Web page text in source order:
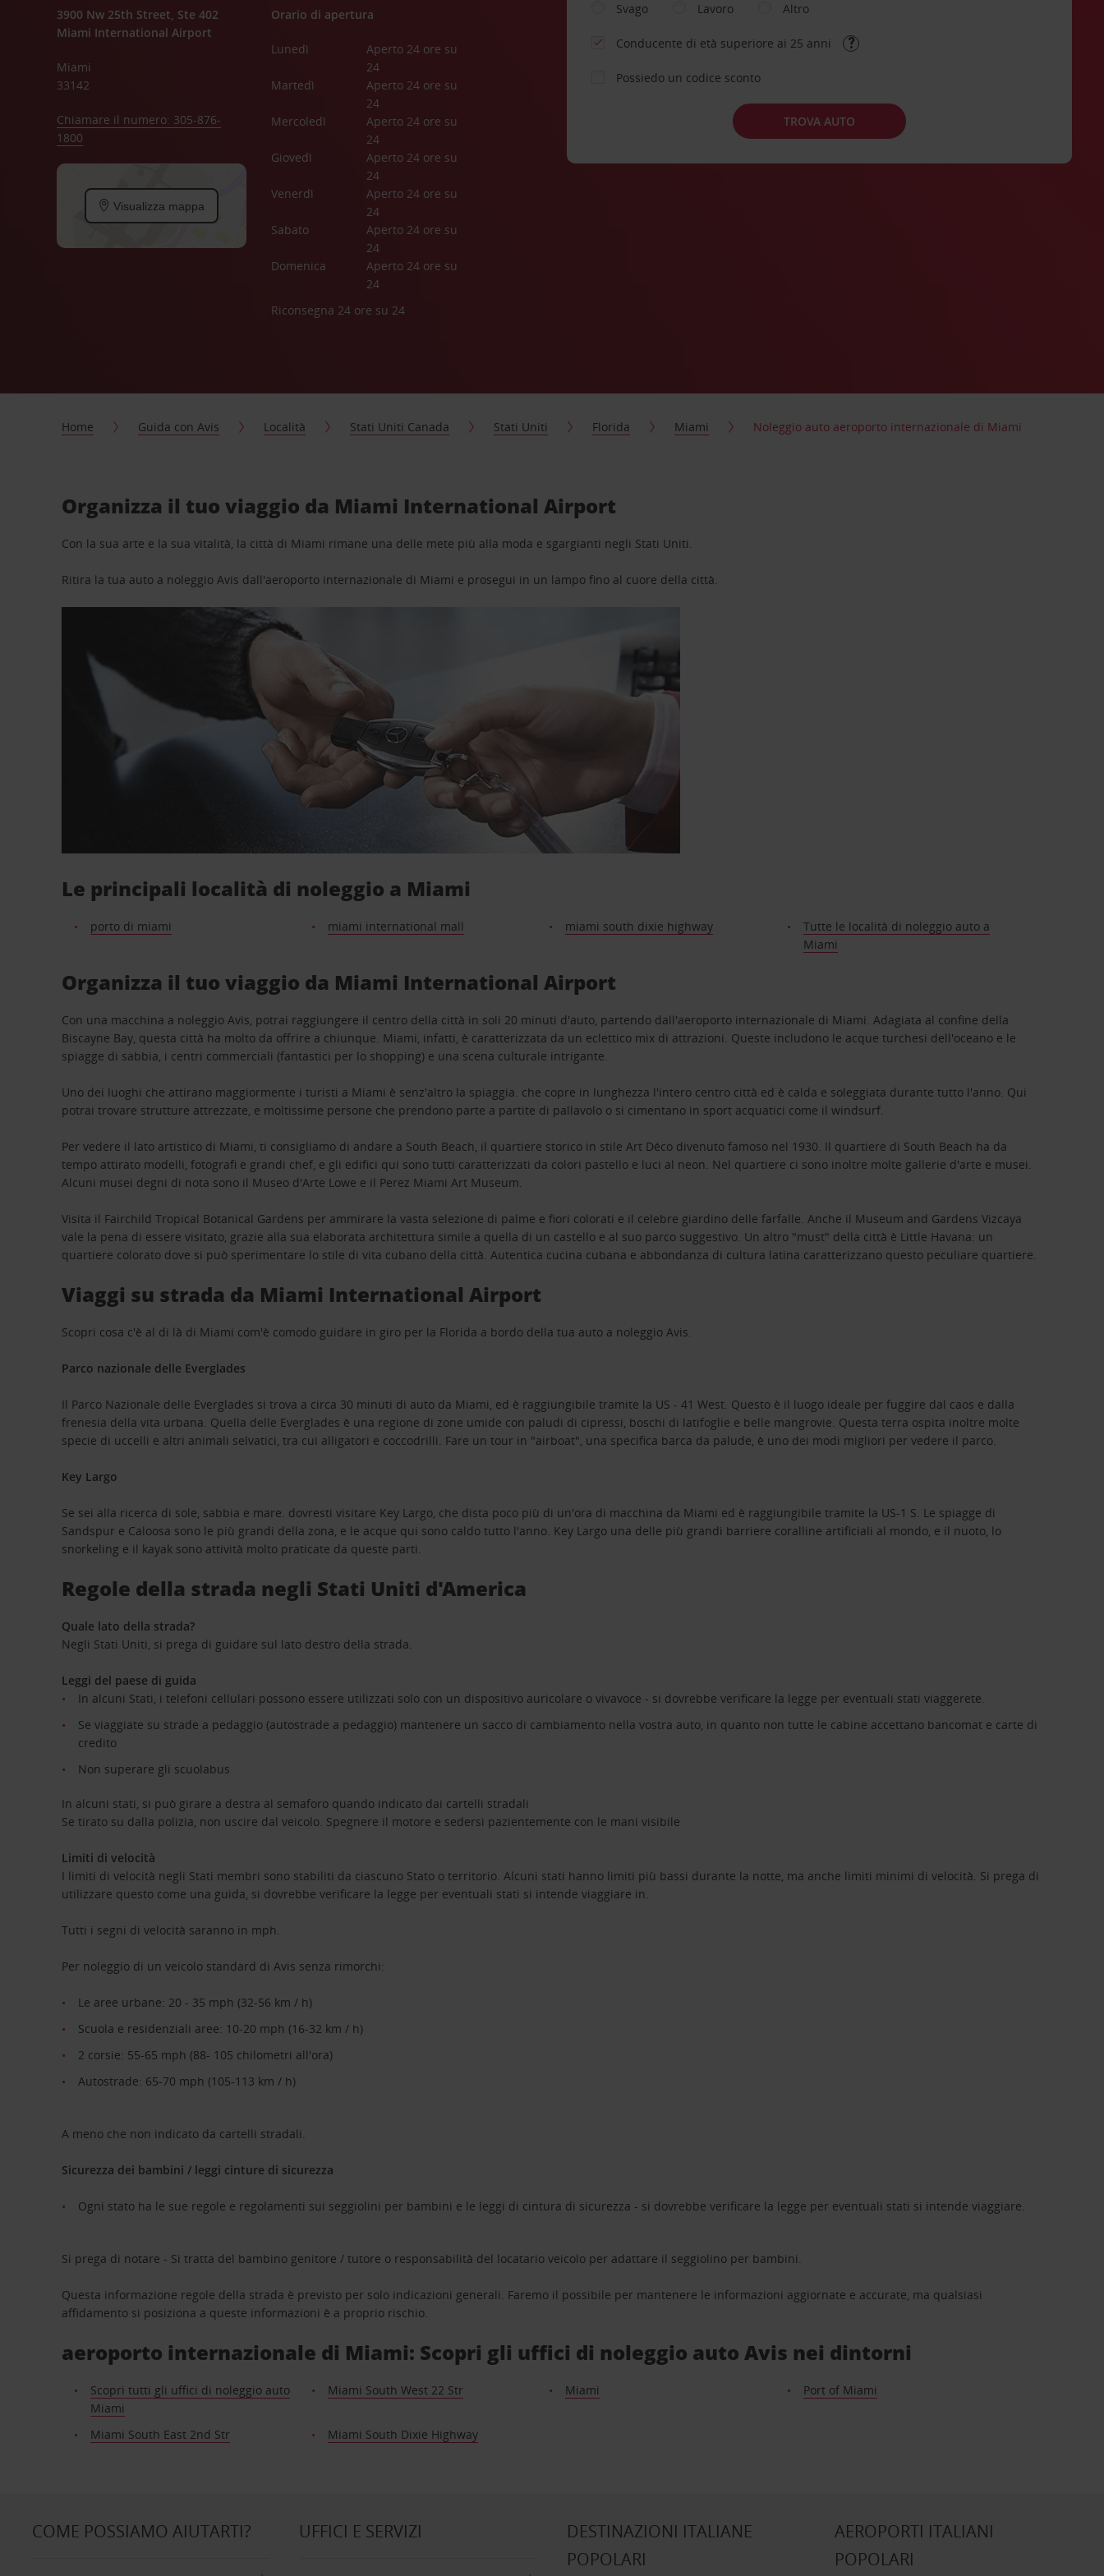
3900 Nw 25th Street, Ste 402
Miami International Airport
Miami
33142
Chiamare il numero: 305-876-
1800
Visualizza mappa
Orario di apertura
Lunedì
Aperto 24 ore su
24
Martedì
Aperto 24 ore su
24
Mercoledì
Aperto 24 ore su
24
Giovedì
Aperto 24 ore su
24
Venerdì
Aperto 24 ore su
24
Sabato
Aperto 24 ore su
24
Domenica
Aperto 24 ore su
24
Riconsegna 24 ore su 24
Svago
Lavoro Altro
Conducente di età superiore ai 25 anni
Possiedo un codice sconto
TROVA AUTO
Home Guida con Avis Località Stati Uniti Canada Stati Uniti Florida Miami Noleggio auto aeroporto internazionale di Miami
Organizza il tuo viaggio da Miami International Airport
Con la sua arte e la sua vitalità, la città di Miami rimane una delle mete più alla moda e sgargianti negli Stati Uniti.
Ritira la tua auto a noleggio Avis dall'aeroporto internazionale di Miami e prosegui in un lampo fino al cuore della città.
Le principali località di noleggio a Miami
porto di miami miami international mall miami south dixie highway
Tutte le località di noleggio auto a
Miami
Organizza il tuo viaggio da Miami International Airport
Con una macchina a noleggio Avis, potrai raggiungere il centro della città in soli 20 minuti d'auto, partendo dall'aeroporto internazionale di Miami. Adagiata al confine della
Biscayne Bay, questa città ha molto da offrire a chiunque. Miami, infatti, è caratterizzata da un eclettico mix di attrazioni. Queste includono le acque turchesi dell'oceano e le
spiagge di sabbia, i centri commerciali (fantastici per lo shopping) e una scena culturale intrigante.
Uno dei luoghi che attirano maggiormente i turisti a Miami è senz'altro la spiaggia. che copre in lunghezza l'intero centro città ed è calda e soleggiata durante tutto l'anno. Qui
potrai trovare strutture attrezzate, e moltissime persone che prendono parte a partite di pallavolo o si cimentano in sport acquatici come il windsurf.
Per vedere il lato artistico di Miami, ti consigliamo di andare a South Beach, il quartiere storico in stile Art Déco divenuto famoso nel 1930. Il quartiere di South Beach ha da
tempo attirato modelli, fotografi e grandi chef, e gli edifici qui sono tutti caratterizzati da colori pastello e luci al neon. Nel quartiere ci sono inoltre molte gallerie d'arte e musei.
Alcuni musei degni di nota sono il Museo d'Arte Lowe e il Perez Miami Art Museum.
Visita il Fairchild Tropical Botanical Gardens per ammirare la vasta selezione di palme e fiori colorati e il celebre giardino delle farfalle. Anche il Museum and Gardens Vizcaya
vale la pena di essere visitato, grazie alla sua elaborata architettura simile a quella di un castello e al suo parco suggestivo. Un altro "must" della città è Little Havana: un
quartiere colorato dove si può sperimentare lo stile di vita cubano della città. Autentica cucina cubana e abbondanza di cultura latina caratterizzano questo peculiare quartiere.
Viaggi su strada da Miami International Airport
Scopri cosa c'è al di là di Miami com'è comodo guidare in giro per la Florida a bordo della tua auto a noleggio Avis.
Parco nazionale delle Everglades
Il Parco Nazionale delle Everglades si trova a circa 30 minuti di auto da Miami, ed è raggiungibile tramite la US - 41 West. Questo è il luogo ideale per fuggire dal caos e dalla
frenesia della vita urbana. Quella delle Everglades è una regione di zone umide con paludi di cipressi, boschi di latifoglie e belle mangrovie. Questa terra ospita inoltre molte
specie di uccelli e altri animali selvatici, tra cui alligatori e coccodrilli. Fare un tour in "airboat", una specifica barca da palude, è uno dei modi migliori per vedere il parco.
Key Largo
Se sei alla ricerca di sole, sabbia e mare. dovresti visitare Key Largo, che dista poco più di un'ora di macchina da Miami ed è raggiungibile tramite la US-1 S. Le spiagge di
Sandspur e Caloosa sono le più grandi della zona, e le acque qui sono caldo tutto l'anno. Key Largo una delle più grandi barriere coralline artificiali al mondo, e il nuoto, lo
snorkeling e il kayak sono attività molto praticate da queste parti.
Regole della strada negli Stati Uniti d'America
Quale lato della strada?
Negli Stati Uniti, si prega di guidare sul lato destro della strada.
Leggi del paese di guida
In alcuni Stati, i telefoni cellulari possono essere utilizzati solo con un dispositivo auricolare o vivavoce - si dovrebbe verificare la legge per eventuali stati viaggerete.
Se viaggiate su strade a pedaggio (autostrade a pedaggio) mantenere un sacco di cambiamento nella vostra auto, in quanto non tutte le cabine accettano bancomat e carte di
credito
Non superare gli scuolabus
In alcuni stati, si può girare a destra al semaforo quando indicato dai cartelli stradali
Se tirato su dalla polizia, non uscire dal veicolo. Spegnere il motore e sedersi pazientemente con le mani visibile
Limiti di velocità
I limiti di velocità negli Stati membri sono stabiliti da ciascuno Stato o territorio. Alcuni stati hanno limiti più bassi durante la notte, ma anche limiti minimi di velocità. Si prega di
utilizzare questo come una guida, si dovrebbe verificare la legge per eventuali stati si intende viaggiare in.
Tutti i segni di velocità saranno in mph.
Per noleggio di un veicolo standard di Avis senza rimorchi:
Le aree urbane: 20 - 35 mph (32-56 km / h)
Scuola e residenziali aree: 10-20 mph (16-32 km / h)
2 corsie: 55-65 mph (88- 105 chilometri all'ora)
Autostrade: 65-70 mph (105-113 km / h)
A meno che non indicato da cartelli stradali.
Sicurezza dei bambini / leggi cinture di sicurezza
Ogni stato ha le sue regole e regolamenti sui seggiolini per bambini e le leggi di cintura di sicurezza - si dovrebbe verificare la legge per eventuali stati si intende viaggiare.
Si prega di notare - Si tratta del bambino genitore / tutore o responsabilità del locatario veicolo per adattare il seggiolino per bambini.
Questa informazione regole della strada è previsto per solo indicazioni generali. Faremo il possibile per mantenere le informazioni aggiornate e accurate, ma qualsiasi
affidamento si posiziona a queste informazioni è a proprio rischio.
aeroporto internazionale di Miami: Scopri gli uffici di noleggio auto Avis nei dintorni
Scopri tutti gli uffici di noleggio auto
Miami
Miami South West 22 Str Miami Port of Miami
Miami South East 2nd Str Miami South Dixie Highway
COME POSSIAMO AIUTARTI? UFFICI E SERVIZI
DESTINAZIONI ITALIANE
POPOLARI
AEROPORTI ITALIANI
POPOLARI